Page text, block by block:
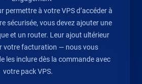
à votre VPS d’accéder à
sécurisée, vous devez ajouter une
et un router. Leur ajout ultérieur
votre facturation — nous vous
les inclure dès la commande avec
votre pack VPS.